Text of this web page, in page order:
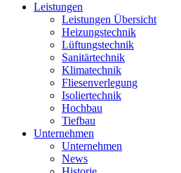
Leistungen
Leistungen Übersicht
Heizungstechnik
Lüftungstechnik
Sanitärtechnik
Klimatechnik
Fliesenverlegung
Isoliertechnik
Hochbau
Tiefbau
Unternehmen
Unternehmen
News